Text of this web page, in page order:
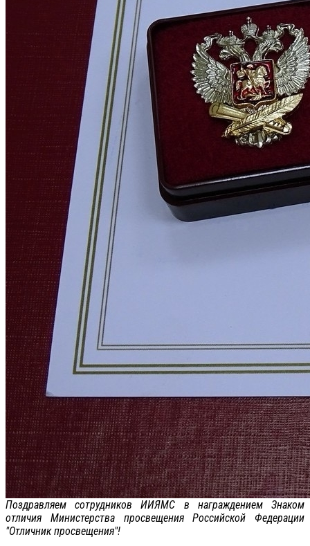
Поздравляем сотрудников ИИЯМС в награждением Знаком
отличия Министерства просвещения Российской Федерации
"Отличник просвещения"!